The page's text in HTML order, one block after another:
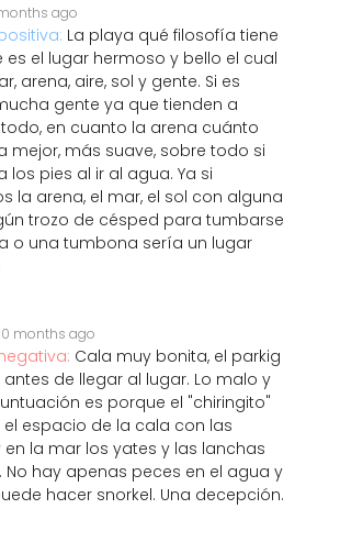
ago
La playa qué filosofía tiene
es el lugar hermoso y bello el cual
arena, aire, sol y gente. Si es
gente ya que tienden a
en cuanto la arena cuánto
mejor, más suave, sobre todo si
los pies al ir al agua. Ya si
la arena, el mar, el sol con alguna
trozo de césped para tumbarse
o una tumbona sería un lugar
months ago
Cala muy bonita, el parkig
de llegar al lugar. Lo malo y
es porque el "chiringito"
espacio de la cala con las
la mar los yates y las lanchas
No hay apenas peces en el agua y
hacer snorkel. Una decepción.